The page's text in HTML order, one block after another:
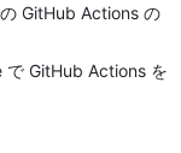
GitHub Actions の
で GitHub Actions を